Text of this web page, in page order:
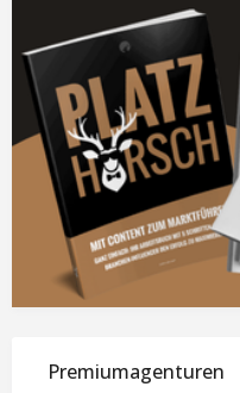
Premiumagenturen